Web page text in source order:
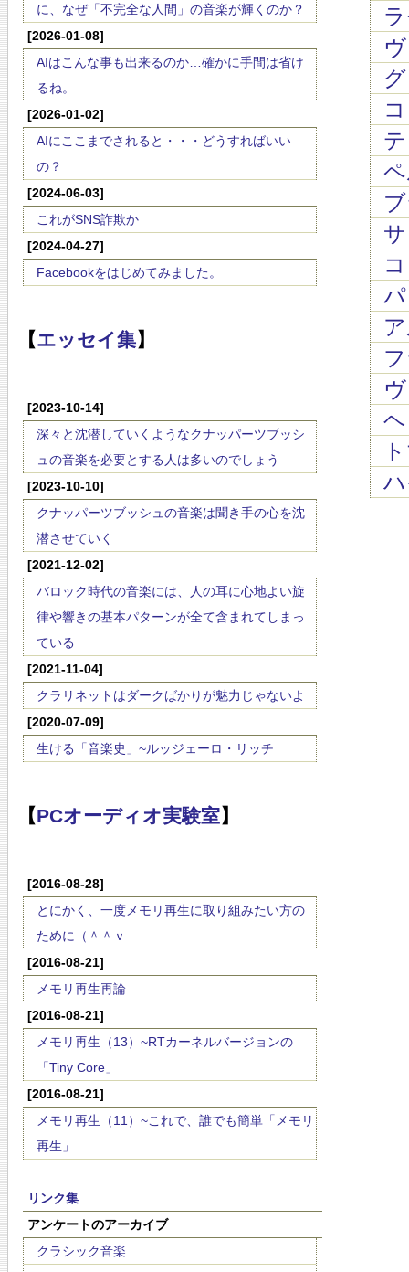
に、なぜ「不完全な人間」の音楽が輝くのか？
[2026-01-08]
AIはこんな事も出来るのか…確かに手間は省け
るね。
[2026-01-02]
AIにここまでされると・・・どうすればいい
の？
[2024-06-03]
これがSNS詐欺か
[2024-04-27]
Facebookをはじめてみました。
【エッセイ集】
[2023-10-14]
深々と沈潜していくようなクナッパーツブッシ
ュの音楽を必要とする人は多いのでしょう
[2023-10-10]
クナッパーツブッシュの音楽は聞き手の心を沈
潜させていく
[2021-12-02]
バロック時代の音楽には、人の耳に心地よい旋
律や響きの基本パターンが全て含まれてしまっ
ている
[2021-11-04]
クラリネットはダークばかりが魅力じゃないよ
[2020-07-09]
生ける「音楽史」~ルッジェーロ・リッチ
【PCオーディオ実験室】
[2016-08-28]
とにかく、一度メモリ再生に取り組みたい方の
ために（＾＾ｖ
[2016-08-21]
メモリ再生再論
[2016-08-21]
メモリ再生（13）~RTカーネルバージョンの
「Tiny Core」
[2016-08-21]
メモリ再生（11）~これで、誰でも簡単「メモリ
再生」
リンク集
アンケートのアーカイブ
クラシック音楽